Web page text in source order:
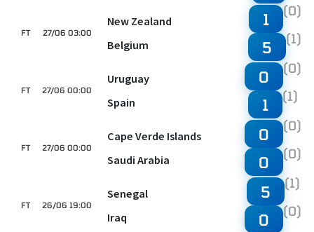
27/06 03:00
FT
New Zealand
Belgium
1 (0)
5 (1)
27/06 00:00
FT
Uruguay
Spain
0 (0)
1 (1)
27/06 00:00
FT
Cape Verde Islands
Saudi Arabia
0 (0)
0 (0)
26/06 19:00
FT
Senegal
Iraq
5 (1)
0 (0)